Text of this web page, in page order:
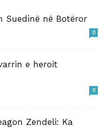
Suedinë në Botëror
0
e heroit
0
Zendeli: Ka